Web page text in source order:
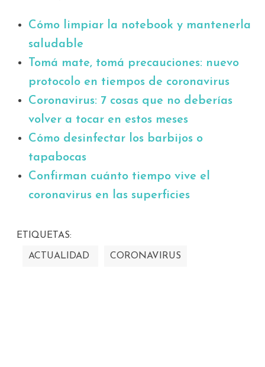
Cómo limpiar la notebook y mantenerla
saludable
Tomá mate, tomá precauciones: nuevo
protocolo en tiempos de coronavirus
Coronavirus: 7 cosas que no deberías
volver a tocar en estos meses
Cómo desinfectar los barbijos o
tapabocas
Confirman cuánto tiempo vive el
coronavirus en las superficies
ETIQUETAS:
ACTUALIDAD CORONAVIRUS